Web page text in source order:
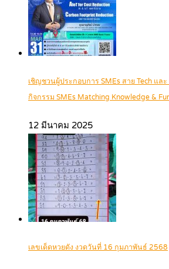
เชิญชวนผู้ประกอบการ SMEs สาย Tech แล
กิจกรรม SMEs Matching Knowledge &
12 มีนาคม 2025
เลขเด็ดหวยดัง งวดวันที่ 16 กุมภาพันธ์ 2568